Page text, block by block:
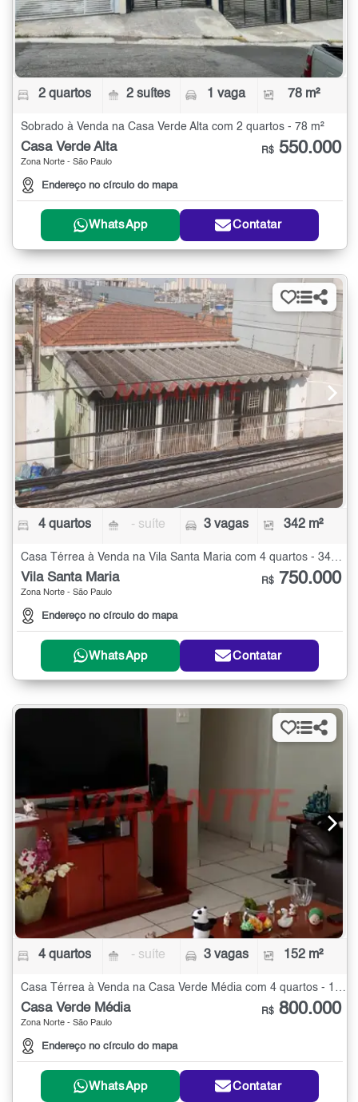
2 quartos 2 suítes 1 vaga 78 m²
Sobrado à Venda na Casa Verde Alta com 2 quartos - 78 m²
Casa Verde Alta
Zona Norte - São Paulo
Endereço no círculo do mapa
R$ 550.000
WhatsApp Contatar
4 quartos - suíte 3 vagas 342 m²
Vila Santa Maria
Zona Norte - São Paulo
Endereço no círculo do mapa
R$ 750.000
WhatsApp Contatar
4 quartos - suíte 3 vagas 152 m²
Casa Térrea à Venda na Casa Verde Média com 4 quartos - 152 m²
Casa Verde Média
Zona Norte - São Paulo
Endereço no círculo do mapa
R$ 800.000
WhatsApp Contatar